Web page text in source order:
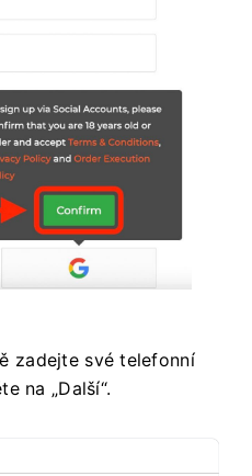
zadejte své telefonní
na „Další“.